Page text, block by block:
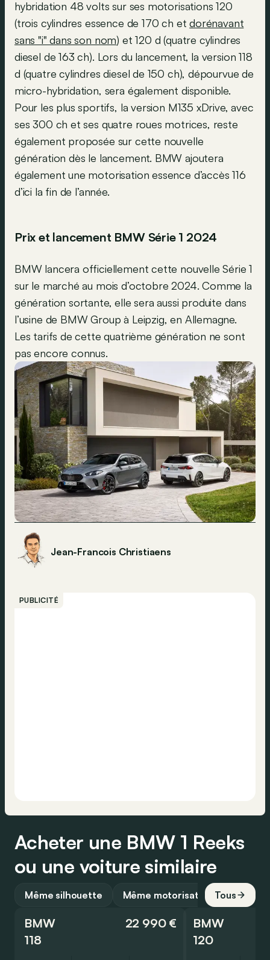
hybridation 48 volts sur ses motorisations 120
(trois cylindres essence de 170 ch etdorénavant
sans "i" dans son nom) et 120 d (quatre cylindres
diesel de 163 ch). Lors du lancement, la version 118
d (quatre cylindres diesel de 150 ch), dépourvue de
micro-hybridation, sera également disponible.
Pour les plus sportifs, la version M135 xDrive, avec
ses 300 ch et ses quatre roues motrices, reste
également proposée sur cette nouvelle
génération dès le lancement. BMW ajoutera
également une motorisation essence d’accès 116
d’ici la fin de l’année.
Prix et lancement BMW Série 1 2024
BMW lancera officiellement cette nouvelle Série 1
sur le marché au mois d’octobre 2024. Comme la
génération sortante, elle sera aussi produite dans
l’usine de BMW Group à Leipzig, en Allemagne.
Les tarifs de cette quatrième génération ne sont
pas encore connus.
Jean-Francois Christiaens
PUBLICITÉ
Acheter une BMW 1 Reeks
ou une voiture similaire
Même silhouette Même motorisation Tous
BMW
118
22 990 €
BMW
120